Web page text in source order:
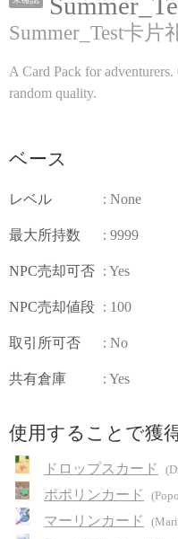
Summer_Test卡片
A Card Pack for
random quality.
ベース
レベル : None
最大所持数 : 9999
NPC売却可否 : Yes
NPC売却値段 : 100
取引所可否 : No
共有倉庫 : Yes
使用することで獲
ドロップスカード
ポポリンカード
マーリンカード